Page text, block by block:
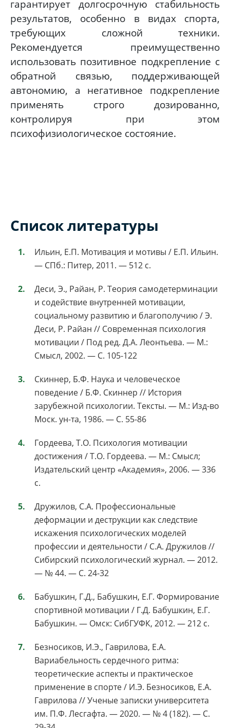
гарантирует долгосрочную стабильность
результатов, особенно в видах спорта,
требующих сложной техники.
Рекомендуется преимущественно
использовать позитивное подкрепление с
обратной связью, поддерживающей
автономию, а негативное подкрепление
применять строго дозированно,
контролируя при этом
психофизиологическое состояние.
Список литературы
Ильин, Е.П. Мотивация и мотивы / Е.П. Ильин.
— СПб.: Питер, 2011. — 512 с.
Деси, Э., Райан, Р. Теория самодетерминации
и содействие внутренней мотивации,
социальному развитию и благополучию / Э.
Деси, Р. Райан // Современная психология
мотивации / Под ред. Д.А. Леонтьева. — М.:
Смысл, 2002. — С. 105-122
Скиннер, Б.Ф. Наука и человеческое
поведение / Б.Ф. Скиннер // История
зарубежной психологии. Тексты. — М.: Изд-во
Моск. ун-та, 1986. — С. 55-86
Гордеева, Т.О. Психология мотивации
достижения / Т.О. Гордеева. — М.: Смысл;
Издательский центр «Академия», 2006. — 336
с.
Дружилов, С.А. Профессиональные
деформации и деструкции как следствие
искажения психологических моделей
профессии и деятельности / С.А. Дружилов //
Сибирский психологический журнал. — 2012.
— № 44. — С. 24-32
Бабушкин, Г.Д., Бабушкин, Е.Г. Формирование
спортивной мотивации / Г.Д. Бабушкин, Е.Г.
Бабушкин. — Омск: СибГУФК, 2012. — 212 с.
Безносиков, И.Э., Гаврилова, Е.А.
Вариабельность сердечного ритма:
теоретические аспекты и практическое
применение в спорте / И.Э. Безносиков, Е.А.
Гаврилова // Ученые записки университета
им. П.Ф. Лесгафта. — 2020. — № 4 (182). — С.